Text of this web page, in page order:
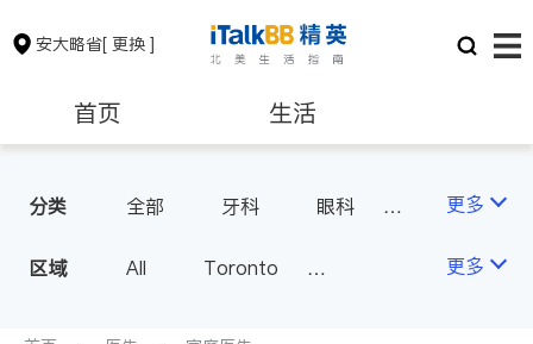
安大略省[ 更换 ]
首页 生活
保险理财 房地产租售
银行贷款
分类 全部 牙科
眼科
耳鼻喉科
医生-其它
更多
区域 All
Toronto
更多